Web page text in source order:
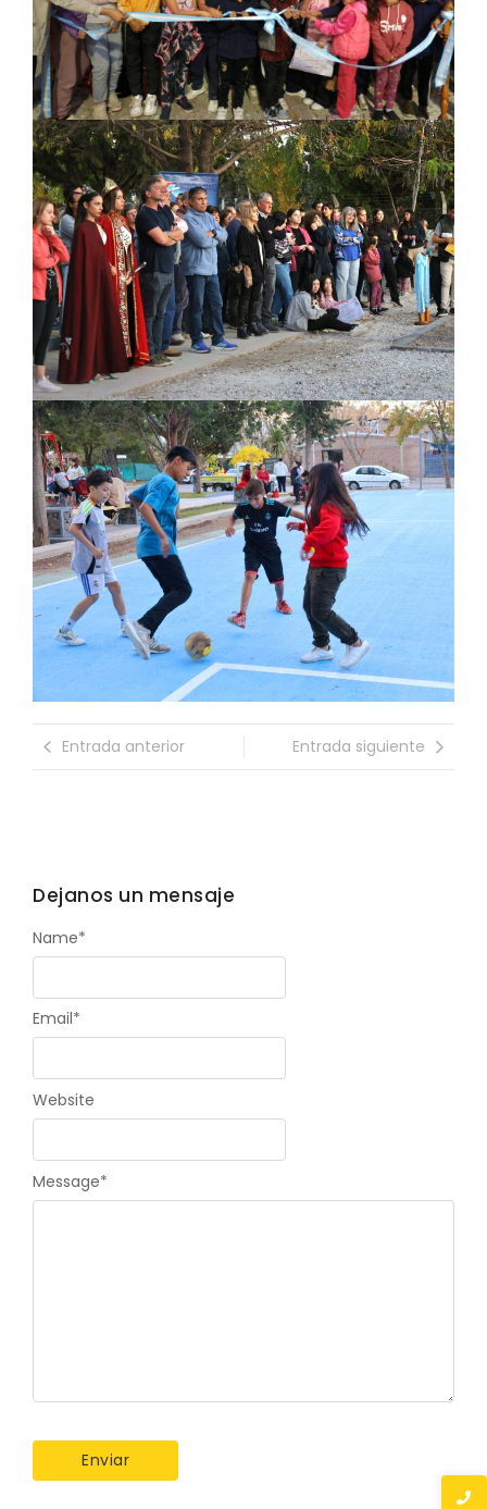
Entrada anterior Entrada siguiente
Dejanos un mensaje
Message*
Name*
Email*
Website